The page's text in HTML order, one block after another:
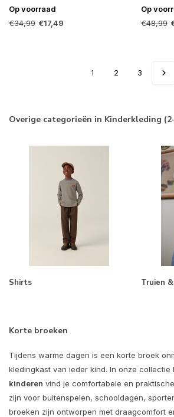
Op voorraad
€34,99 €17,49
Op
€48,99
1 2 3
Overige categorieën in Kinderkleding
Shirts Truien
Korte broeken
Tijdens warme dagen is een korte broek
kledingkast van ieder kind. In onze collectie
kinderen vind je comfortabele en
zijn voor buitenspelen, schooldagen,
broeken zijn ontworpen met draagcomfort